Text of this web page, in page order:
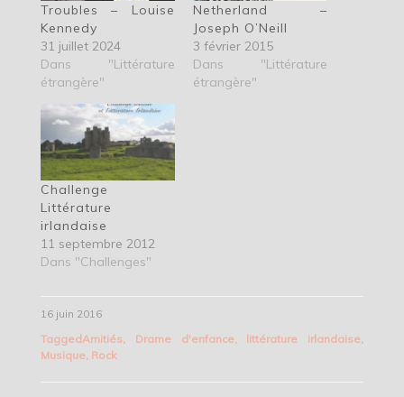
Troubles – Louise
Kennedy
31 juillet 2024
Dans "Littérature
étrangère"
Netherland –
Joseph O’Neill
3 février 2015
Dans "Littérature
étrangère"
Challenge
Littérature
irlandaise
11 septembre 2012
Dans "Challenges"
16 juin 2016
TaggedAmitiés, Drame d'enfance, littérature irlandaise,
Musique, Rock